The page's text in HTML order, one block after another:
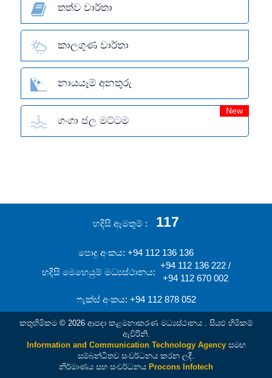
තත්ව වාර්තා
කාලගුණ වාර්තා
නායයෑම් අනතුරු
ගංගා ජල මට්ටම
New
හදිසි ඇමතුම් 117
පොදු අංකය: +94 112 136 136
හදිසි මෙහෙයුම් මධ්‍යස්ථානය:
+94 112 136 222 /
+94 112 670 002
ෆැක්ස් අංකය: +94 112 878 052
කතුහිමිකම © 2026 ආපදා කළමනාකරණ මධ්‍යස්ථානය . සියළු හිමිකම්
ඇවිරිනි.
Information and Communication Technology Agencyසමඟ
සම්බන්ධිතව සංවර්ධනය කරන ලදී.
නිර්මාණය සහ සංවර්ධනය Procons Infotech